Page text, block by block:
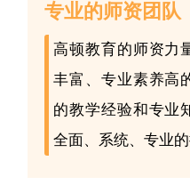
专业的师资团队
高顿教育的师资力
丰富、专业素养高
的教学经验和专业
全面、系统、专业的